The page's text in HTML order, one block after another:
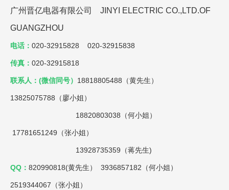
广州晋亿电器有限公司 JINYI ELECTRIC CO.,LTD.OF
GUANGZHOU
电话： 020-32915828 020-32915838
传真： 020-32915818
联系人：(微信同号） 18818805488（黄先生）
13825075788（廖小姐）
18820803038（何小姐）
17781651249（张小姐）
13928735359（蒋先生)
QQ： 820990818(黄先生） 3936857182（何小姐）
2519344067（张小姐）